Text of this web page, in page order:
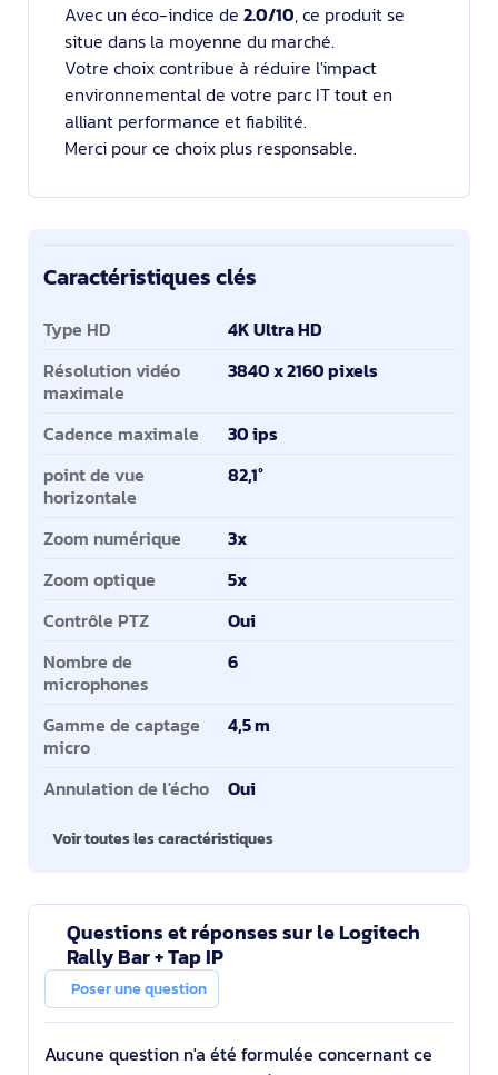
Avec un éco-indice de 2.0/10, ce produit se
situe dans la moyenne du marché.
Votre choix contribue à réduire l'impact
environnemental de votre parc IT tout en
alliant performance et fiabilité.
Merci pour ce choix plus responsable.
Caractéristiques clés
Caractéristiques clés
Type HD
4K Ultra HD
Résolution vidéo
maximale
3840 x 2160 pixels
Cadence maximale
30 ips
point de vue
horizontale
82,1°
Zoom numérique
3x
Zoom optique
5x
Contrôle PTZ
Oui
Nombre de
microphones
6
Gamme de captage
micro
4,5 m
Annulation de l'écho Oui
Voir toutes les caractéristiques
Questions et réponses sur le Logitech
Rally Bar + Tap IP
Poser une question
Aucune question n'a été formulée concernant ce